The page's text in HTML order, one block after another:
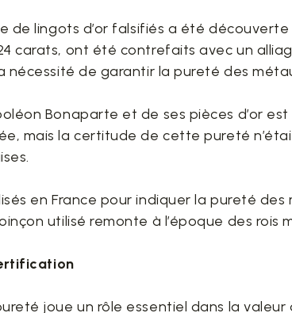
de lingots d’or falsifiés a été
carats, ont été contrefaits avec un
nécessité de garantir la pureté des
Bonaparte et de ses pièces d’or
mais la certitude de cette pureté
en France pour indiquer la pureté
utilisé remonte à l’époque des rois
joue un rôle essentiel dans la